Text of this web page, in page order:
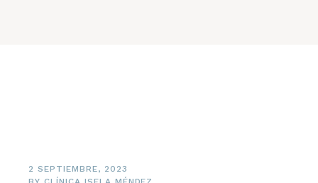
2 SEPTIEMBRE, 2023